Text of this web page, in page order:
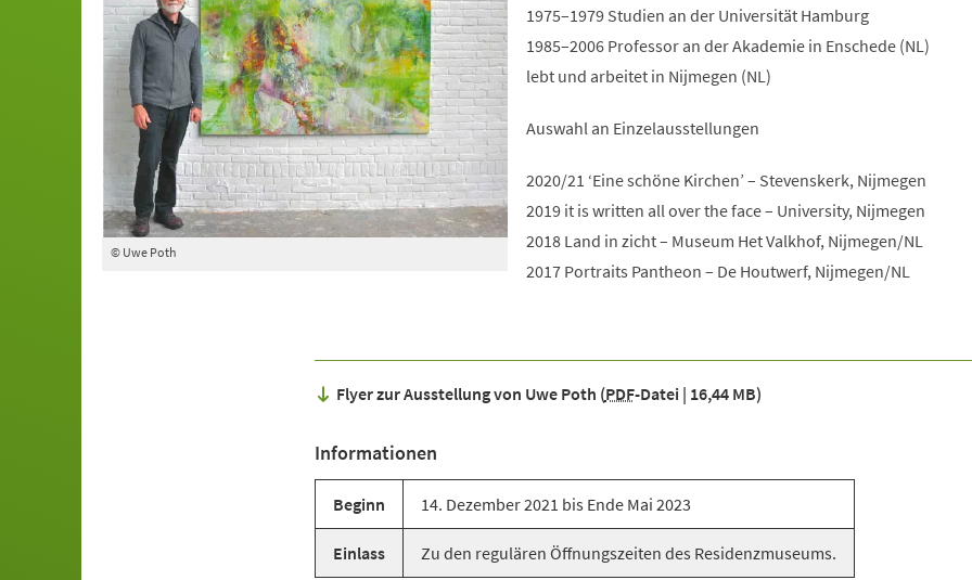
© Uwe Poth
1975–1979 Studien an der Universität Hamburg
1985–2006 Professor an der Akademie in Enschede (NL)
lebt und arbeitet in Nijmegen (NL)
Auswahl an Einzelausstellungen
2020/21 ‘Eine schöne Kirchen’ – Stevenskerk, Nijmegen
2019 it is written all over the face – University, Nijmegen
2018 Land in zicht – Museum Het Valkhof, Nijmegen/NL
2017 Portraits Pantheon – De Houtwerf, Nijmegen/NL
Flyer zur Ausstellung von Uwe Poth PDF-Datei 16,44 MB
Informationen
Beginn 14. Dezember 2021 bis Ende Mai 2023
Einlass Zu den regulären Öffnungszeiten des Residenzmuseums.